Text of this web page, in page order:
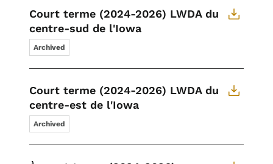
Court terme (2024-2026) LWDA du
centre-sud de l'Iowa
Archived
Court terme (2024-2026) LWDA du
centre-est de l'Iowa
Archived